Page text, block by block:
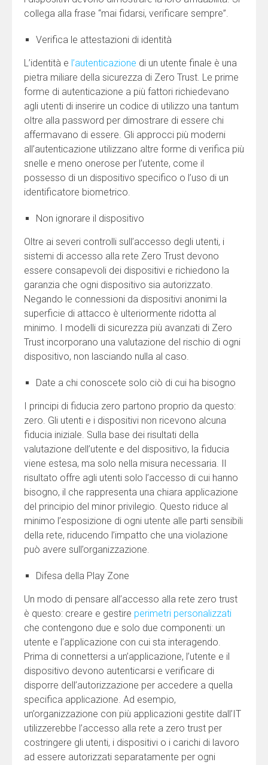
collega alla frase “mai fidarsi, verificare sempre”.
Verifica le attestazioni di identità
L’identità e l’autenticazione di un utente finale è una
pietra miliare della sicurezza di Zero Trust. Le prime
forme di autenticazione a più fattori richiedevano
agli utenti di inserire un codice di utilizzo una tantum
oltre alla password per dimostrare di essere chi
affermavano di essere. Gli approcci più moderni
all’autenticazione utilizzano altre forme di verifica più
snelle e meno onerose per l’utente, come il
possesso di un dispositivo specifico o l’uso di un
identificatore biometrico.
Non ignorare il dispositivo
Oltre ai severi controlli sull’accesso degli utenti, i
sistemi di accesso alla rete Zero Trust devono
essere consapevoli dei dispositivi e richiedono la
garanzia che ogni dispositivo sia autorizzato.
Negando le connessioni da dispositivi anonimi la
superficie di attacco è ulteriormente ridotta al
minimo. I modelli di sicurezza più avanzati di Zero
Trust incorporano una valutazione del rischio di ogni
dispositivo, non lasciando nulla al caso.
Date a chi conoscete solo ciò di cui ha bisogno
I principi di fiducia zero partono proprio da questo:
zero. Gli utenti e i dispositivi non ricevono alcuna
fiducia iniziale. Sulla base dei risultati della
valutazione dell’utente e del dispositivo, la fiducia
viene estesa, ma solo nella misura necessaria. Il
risultato offre agli utenti solo l’accesso di cui hanno
bisogno, il che rappresenta una chiara applicazione
del principio del minor privilegio. Questo riduce al
minimo l’esposizione di ogni utente alle parti sensibili
della rete, riducendo l’impatto che una violazione
può avere sull’organizzazione.
Difesa della Play Zone
Un modo di pensare all’accesso alla rete zero trust
è questo: creare e gestire perimetri personalizzati
che contengono due e solo due componenti: un
utente e l’applicazione con cui sta interagendo.
Prima di connettersi a un’applicazione, l’utente e il
dispositivo devono autenticarsi e verificare di
disporre dell’autorizzazione per accedere a quella
specifica applicazione. Ad esempio,
un’organizzazione con più applicazioni gestite dall’IT
utilizzerebbe l’accesso alla rete a zero trust per
costringere gli utenti, i dispositivi o i carichi di lavoro
ad essere autorizzati separatamente per ogni